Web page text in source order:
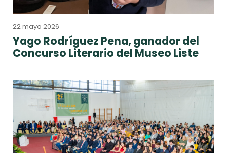
22 mayo 2026
Yago Rodríguez Pena, ganador del
Concurso Literario del Museo Liste